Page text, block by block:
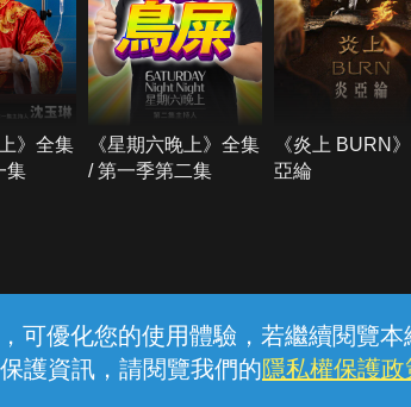
可優化您的使用體驗，若繼續閱覽
護資訊，請閱覽我們的隱私權保護政
》全集
集
《星期六晚上》全集
/ 第一季第二集
《炎上 BURN
亞綸
線上客服 服務條款 隱私權
中華電信股份有限公司個人家庭分公司 (統一編號：